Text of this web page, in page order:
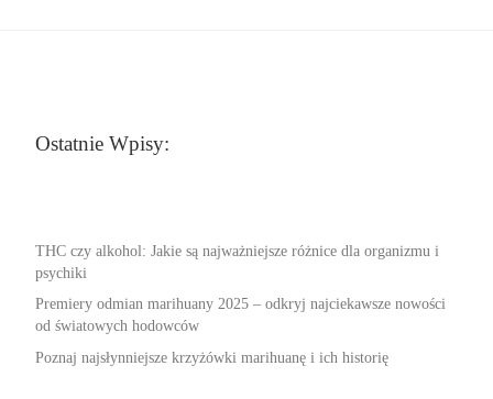
Ostatnie Wpisy:
THC czy alkohol: Jakie są najważniejsze różnice dla organizmu i
psychiki
Premiery odmian marihuany 2025 – odkryj najciekawsze nowości
od światowych hodowców
Poznaj najsłynniejsze krzyżówki marihuanę i ich historię